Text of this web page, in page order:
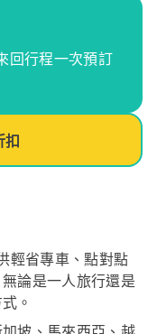
回行程一次預訂
扣
輕省專車、點對點
論是一人旅行還是
。